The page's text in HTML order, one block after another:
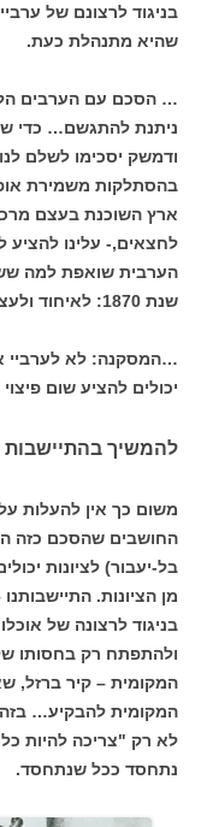
בניגוד לרצונם של
שהיא מתנהלת כעת.
… הסכם עם הערבים
ניתנת להתגשם… כדי
ודמשק יסכימו לשלם
בהסתלקות משמירת
ארץ השוכנת בעצם
לחצאים,- עלינו
הערבית שואפת למה
שנת 1870: לאיחוד ולעצמאות ממלכתית.
…המסקנה: לא לערביי
יכולים להציע שום
להמשיך בהתיישבות
משום כך אין להעלות
מן הציונות.
בניגוד לרצונה של
ולהתפתח רק בחסותו של
המקומית – קיר ברזל,
המקומית להבקיע… בזה
לא רק "צריכה להיות
נתחסד ככל שנתחסד.